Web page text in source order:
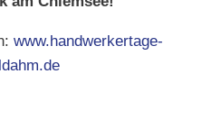
www.handwerkertage-